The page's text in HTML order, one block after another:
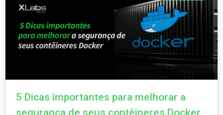
5 Dicas importantes para melhorar a
segurança de seus contêineres Docker